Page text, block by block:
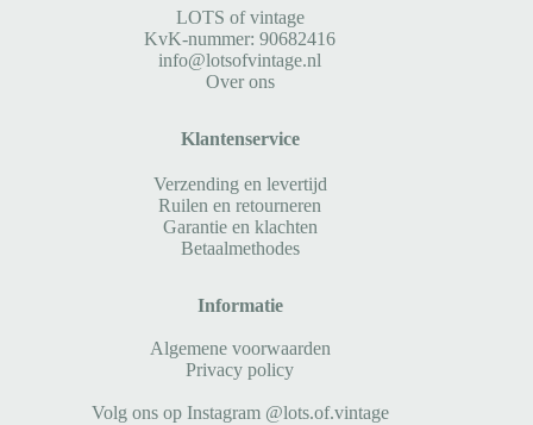
LOTS of vintage
KvK-nummer: 90682416
info@lotsofvintage.nl
Over ons
Klantenservice
Verzending en levertijd
Ruilen en retourneren
Garantie en klachten
Betaalmethodes
Informatie
Algemene voorwaarden
Privacy policy
Volg ons op Instagram @lots.of.vintage